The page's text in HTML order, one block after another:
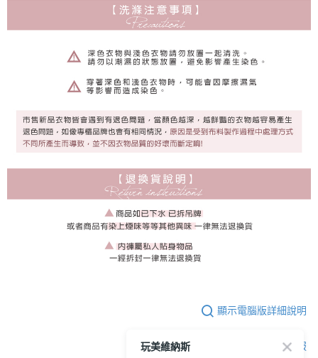
顯示電腦版詳細說明
客服
玩美維納斯